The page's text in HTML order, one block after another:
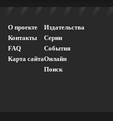
О проекте
Контакты
FAQ
Карта сайта
Издательства
Серии
События
Онлайн
Поиск